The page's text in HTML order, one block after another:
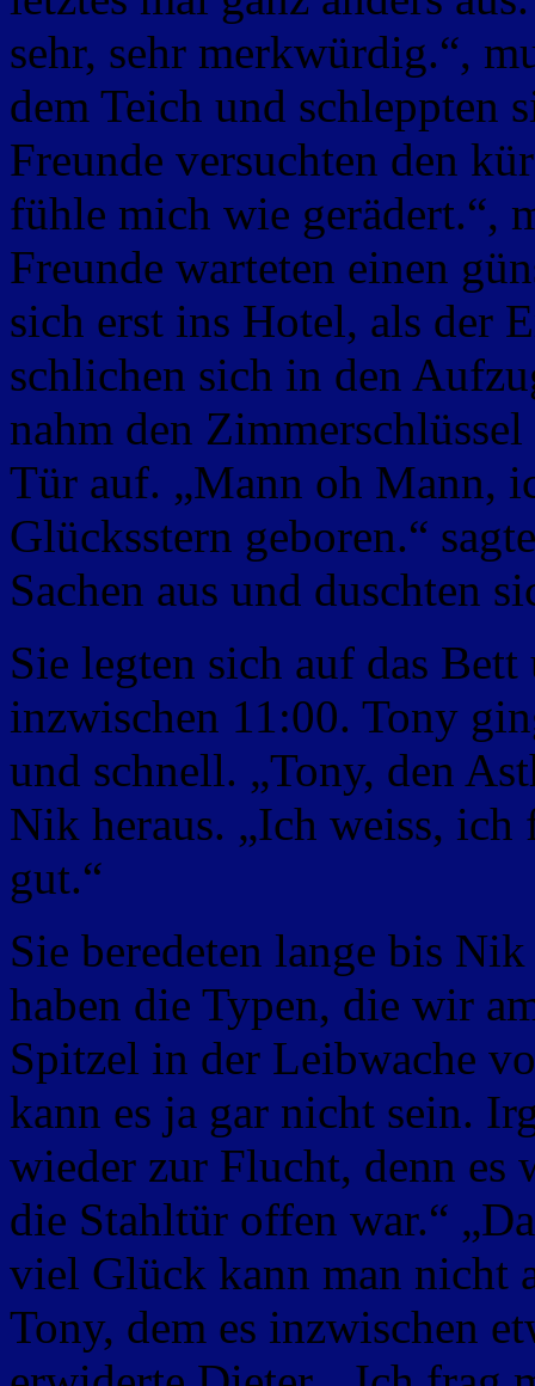
sehr, sehr merkwürdig.“,
dem Teich und schleppten
Freunde versuchten den
fühle mich wie gerädert.“,
Freunde warteten einen
sich erst ins Hotel, als der
schlichen sich in den
nahm den
Tür auf. „Mann oh Mann,
Glücksstern geboren.“
Sachen aus und duschten
Sie legten sich auf das
inzwischen 11:00. Tony
und schnell. „Tony, den
Nik heraus. „Ich weiss,
gut.“
Sie beredeten lange bis
haben die Typen, die wir
Spitzel in der Leibwache
kann es ja gar nicht sein.
wieder zur Flucht, denn es
die Stahltür offen war.“
viel Glück kann man nicht
Tony, dem es inzwischen